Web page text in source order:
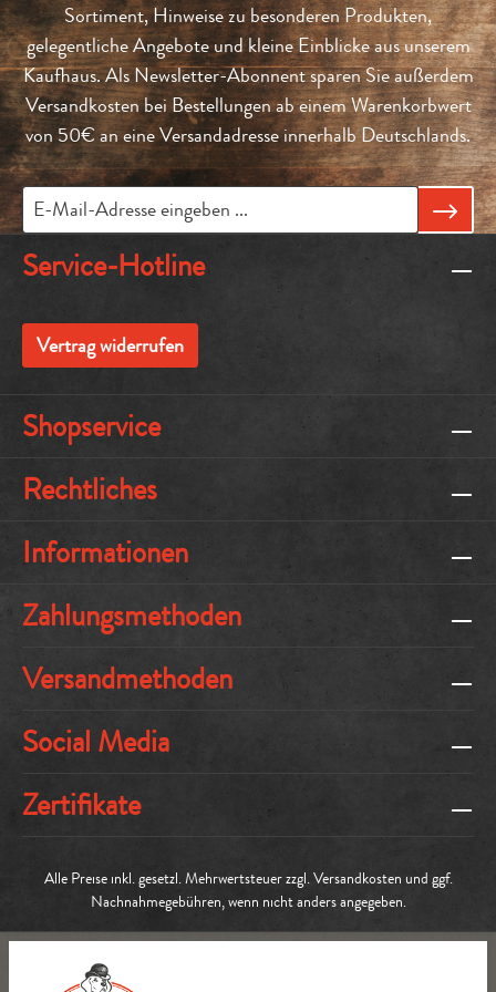
Sortiment, Hinweise zu besonderen Produkten,
gelegentliche Angebote und kleine Einblicke aus unserem
Kaufhaus. Als Newsletter-Abonnent sparen Sie außerdem
Versandkosten bei Bestellungen ab einem Warenkorbwert
von 50€ an eine Versandadresse innerhalb Deutschlands.
Service-Hotline
Vertrag widerrufen
Shopservice
Rechtliches
Informationen
Zahlungsmethoden
Versandmethoden
Social Media
Zertifikate
Alle Preise inkl. gesetzl. Mehrwertsteuer zzgl.Versandkosten und ggf.
Nachnahmegebühren, wenn nicht anders angegeben.